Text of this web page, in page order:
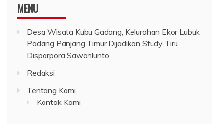
MENU
Desa Wisata Kubu Gadang, Kelurahan Ekor Lubuk
Padang Panjang Timur Dijadikan Study Tiru
Disparpora Sawahlunto
Redaksi
Tentang Kami
Kontak Kami